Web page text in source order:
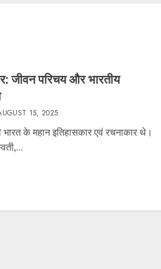
जीवन परिचय और भारतीय
15, 2025
भारत के महान इतिहासकार एवं रचनाकार थे।